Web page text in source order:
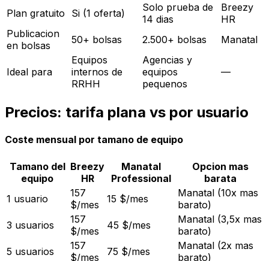
Plan gratuito Si (1 oferta)
Solo prueba de
14 dias
Breezy
HR
Publicacion
en bolsas
50+ bolsas 2.500+ bolsas Manatal
Ideal para
Equipos
internos de
RRHH
Agencias y
equipos
pequenos
—
Precios: tarifa plana vs por usuario
Coste mensual por tamano de equipo
Tamano del
equipo
Breezy
HR
Manatal
Professional
Opcion mas
barata
1 usuario
157
$/mes
15 $/mes
Manatal (10x mas
barato)
3 usuarios
157
$/mes
45 $/mes
Manatal (3,5x mas
barato)
5 usuarios
157
$/mes
75 $/mes
Manatal (2x mas
barato)